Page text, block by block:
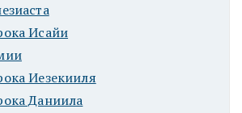
Исайи
Иезекииля
Даниила